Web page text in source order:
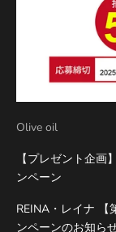
Olive oil
【プレゼント企
ンペーン
REINA・レイナ 【
ンペーンのお知ら